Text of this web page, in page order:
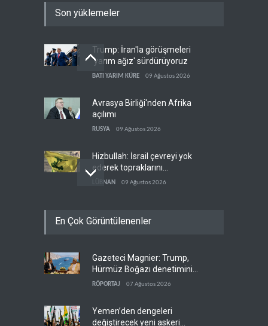
Son yüklemeler
Trump: İran'la görüşmeleri
'yarım ağız' sürdürüyoruz
BATI YARIM KÜRE 09 Ağustos 2026
Avrasya Birliği'nden Afrika
açılımı
RUSYA 09 Ağustos 2026
Hizbullah: İsrail çevreyi yok
ederek topraklarını
genişletiyor
LÜBNAN 09 Ağustos 2026
Muhsin Rızai'ye yeni görev
Hamas arabuluculardan
İsrail'e baskı yapmasını
istedi
En Çok Görüntülenenler
Gazeteci Magnier: Trump,
Hürmüz Boğazı denetimini
doğrudan İran ve Umman'a
RÖPORTAJ 07 Ağustos 2026
Yemen’den dengeleri
değiştirecek yeni askeri